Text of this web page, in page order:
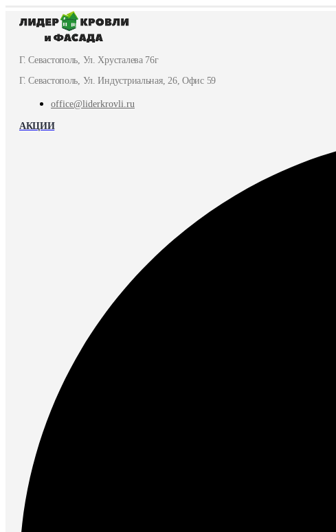
Г. Севастополь, Ул. Хрусталева 76г
Г. Севастополь, Ул. Индустриальная, 26, Офис 59
office@liderkrovli.ru
АКЦИИ